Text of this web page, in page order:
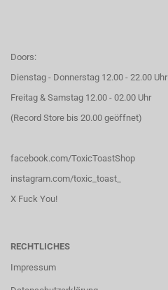
Doors:
Dienstag - Donnerstag 12.00 - 22.00 Uhr
Freitag & Samstag 12.00 - 02.00 Uhr
(Record Store bis 20.00 geöffnet)
facebook.com/ToxicToastShop
instagram.com/toxic_toast_
X Fuck You!
RECHTLICHES
Impressum